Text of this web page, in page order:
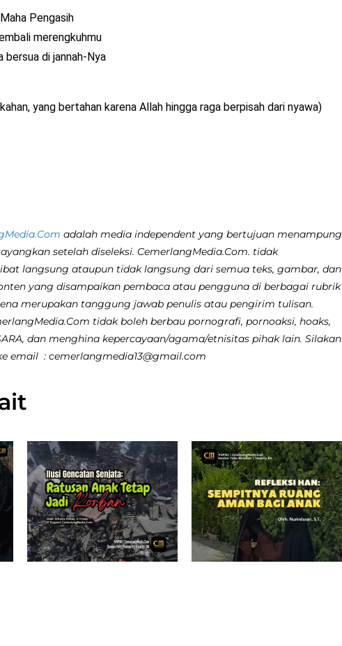
Pengasih
merengkuhmu
bersua di jannah-Nya
yang bertahan karena Allah hingga raga berpisah dari nyawa)
adalah media independent yang bertujuan menampung
setelah diseleksi. CemerlangMedia.Com. tidak
langsung ataupun tidak langsung dari semua teks, gambar, dan
yang disampaikan pembaca atau pengguna di berbagai rubrik
merupakan tanggung jawab penulis atau pengirim tulisan.
tidak boleh berbau pornografi, pornoaksi, hoaks,
dan menghina kepercayaan/agama/etnisitas pihak lain. Silakan
email : cemerlangmedia13@gmail.com